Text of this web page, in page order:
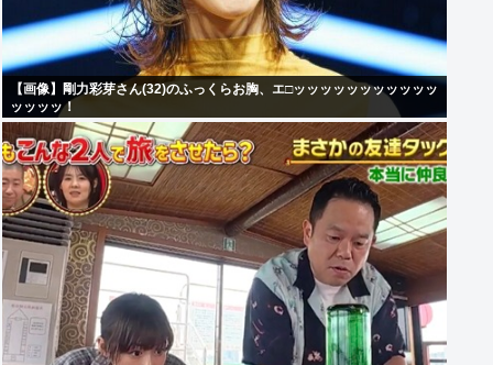
【画像】剛力彩芽さん(32)のふっくらお胸、エ□ッッッッッッッッッッッ
ッッッッ！